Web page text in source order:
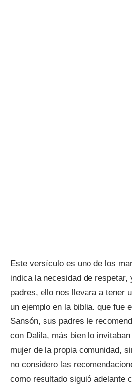
Este versículo es uno de los
indica la necesidad de respetar,
padres, ello nos llevara a tener
un ejemplo en la biblia, que fue
Sansón, sus padres le
con Dalila, más bien lo
mujer de la propia comunidad,
no considero las
como resultado siguió adelante